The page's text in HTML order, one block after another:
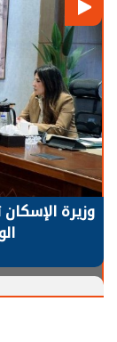
وزيرة